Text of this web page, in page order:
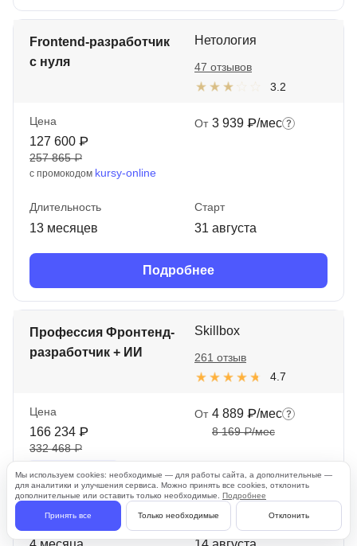
Frontend-разработчик
с нуля
Нетология
3.2
47 отзывов
Цена
127 600 ₽
257 865 ₽
с промокодом kursy-online
От 3 939 ₽/мес
Длительность
13 месяцев
Старт
31 августа
Подробнее
Профессия Фронтенд-
разработчик + ИИ
Skillbox
4.7
261 отзыв
Цена
166 234 ₽
332 468 ₽
по
промокоду
От 4 889 ₽/мес
8 169 ₽/мес
Длительность Старт
Мы используем cookies: необходимые — для работы сайта, а дополнительные —
для аналитики и улучшения сервиса. Можно принять все cookies, отклонить
дополнительные или оставить только необходимые. Подробнее
Принять все Только необходимые Отклонить